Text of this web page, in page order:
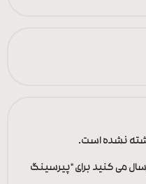
نشده است.
می کنید برای “پیرسینگ